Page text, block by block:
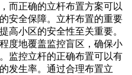
而正确的立杆布置方案可以
安全保障。立杆布置的重要
高小区的安全性至关重要。
度地覆盖监控盲区，确保小
监控立杆的正确布置可以有
发生率。通过合理布置立